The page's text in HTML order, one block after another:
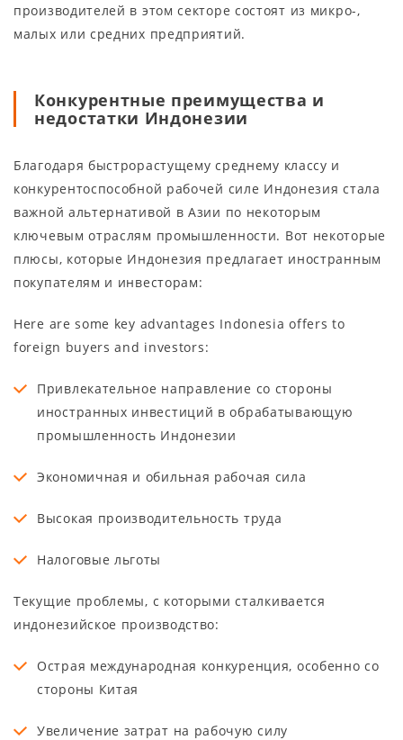
производителей в этом секторе состоят из микро-,
малых или средних предприятий.
Конкурентные преимущества и
недостатки Индонезии
Благодаря быстрорастущему среднему классу и
конкурентоспособной рабочей силе Индонезия стала
важной альтернативой в Азии по некоторым
ключевым отраслям промышленности. Вот некоторые
плюсы, которые Индонезия предлагает иностранным
покупателям и инвесторам:
Here are some key advantages Indonesia offers to
foreign buyers and investors:
Привлекательное направление со стороны
иностранных инвестиций в обрабатывающую
промышленность Индонезии
Экономичная и обильная рабочая сила
Высокая производительность труда
Налоговые льготы
Текущие проблемы, с которыми сталкивается
индонезийское производство:
Острая международная конкуренция, особенно со
стороны Китая
Увеличение затрат на рабочую силу